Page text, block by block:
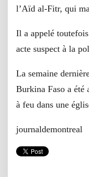
l’Aïd al-Fitr, qui
Il a appelé
acte suspect à la
La semaine
Burkina Faso a été
à feu dans une
journaldemontreal